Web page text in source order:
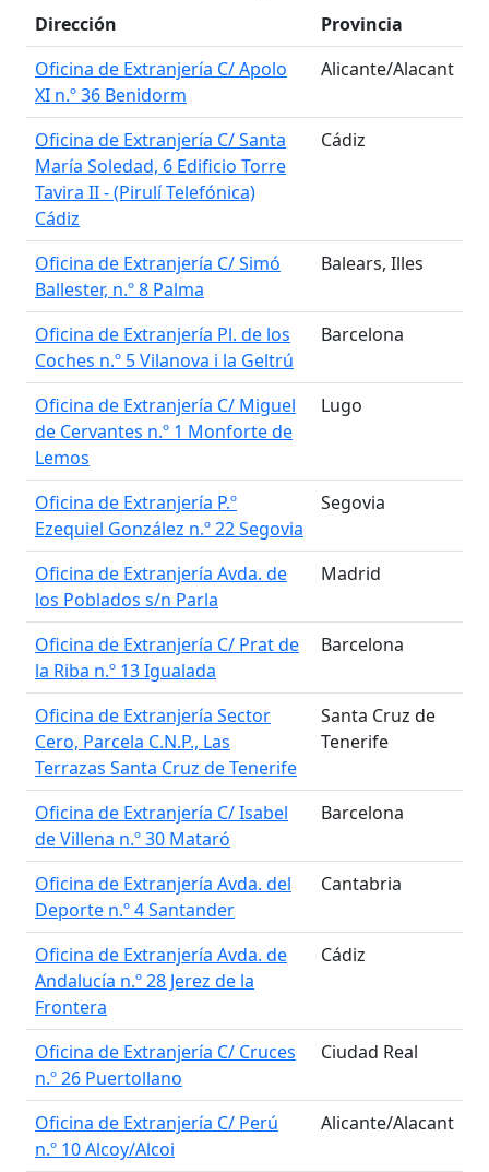
Dirección
Provincia
Oficina de Extranjería C/ Apolo
XI n.º 36 Benidorm
Alicante/Alacant
Oficina de Extranjería C/ Santa
María Soledad, 6 Edificio Torre
Tavira II - (Pirulí Telefónica)
Cádiz
Cádiz
Oficina de Extranjería C/ Simó
Ballester, n.º 8 Palma
Balears, Illes
Oficina de Extranjería Pl. de los
Coches n.º 5 Vilanova i la Geltrú
Barcelona
Oficina de Extranjería C/ Miguel
de Cervantes n.º 1 Monforte de
Lemos
Lugo
Oficina de Extranjería P.º
Ezequiel González n.º 22 Segovia
Segovia
Oficina de Extranjería Avda. de
los Poblados s/n Parla
Madrid
Oficina de Extranjería C/ Prat de
la Riba n.º 13 Igualada
Barcelona
Oficina de Extranjería Sector
Cero, Parcela C.N.P., Las
Terrazas Santa Cruz de Tenerife
Santa Cruz de
Tenerife
Oficina de Extranjería C/ Isabel
de Villena n.º 30 Mataró
Barcelona
Oficina de Extranjería Avda. del
Deporte n.º 4 Santander
Cantabria
Oficina de Extranjería Avda. de
Andalucía n.º 28 Jerez de la
Frontera
Cádiz
Oficina de Extranjería C/ Cruces
n.º 26 Puertollano
Ciudad Real
Oficina de Extranjería C/ Perú
n.º 10 Alcoy/Alcoi
Alicante/Alacant